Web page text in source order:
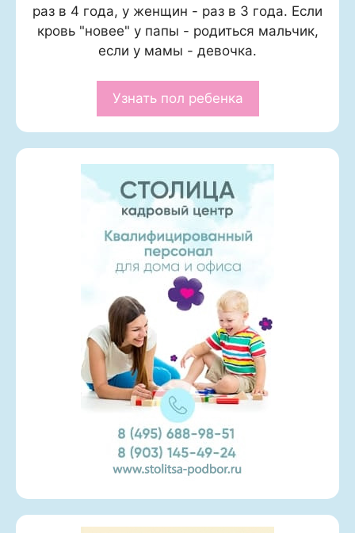
раз в 4 года, у женщин - раз в 3 года. Если
кровь "новее" у папы - родиться мальчик,
если у мамы - девочка.
Узнать пол ребенка